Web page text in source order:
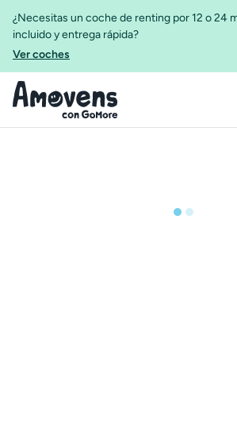
¿Necesitas un coche de renting por 12 o 24
incluido y entrega rápida?
Ver coches